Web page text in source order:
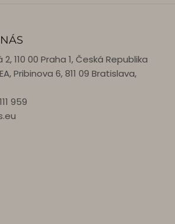
110 00 Praha 1, Česká Republika
Pribinova 6, 811 09 Bratislava,
959